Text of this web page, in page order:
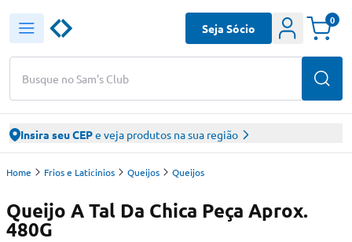
Busque no Sam's Club
Seja Sócio
0
Insira seu CEPe veja produtos na sua região
Home Frios e Laticinios Queijos Queijos
Queijo A Tal Da Chica Peça Aprox.
480G